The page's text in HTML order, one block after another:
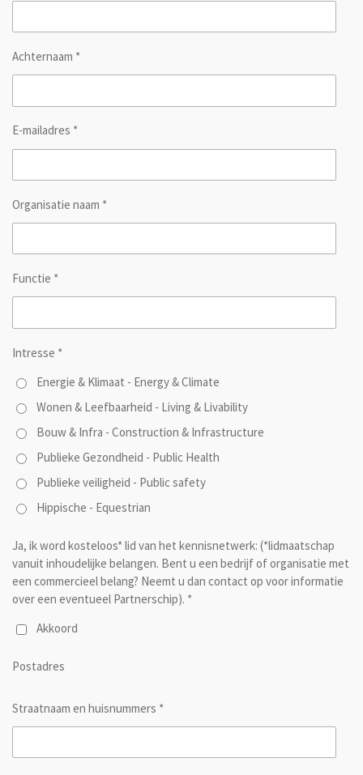
Achternaam *
E-mailadres *
Organisatie naam *
Functie *
Intresse *
Energie & Klimaat - Energy & Climate
Wonen & Leefbaarheid - Living & Livability
Bouw & Infra - Construction & Infrastructure
Publieke Gezondheid - Public Health
Publieke veiligheid - Public safety
Hippische - Equestrian
Ja, ik word kosteloos* lid van het kennisnetwerk: (*lidmaatschap
vanuit inhoudelijke belangen. Bent u een bedrijf of organisatie met
een commercieel belang? Neemt u dan contact op voor informatie
over een eventueel Partnerschip). *
Akkoord
Postadres
Straatnaam en huisnummers *